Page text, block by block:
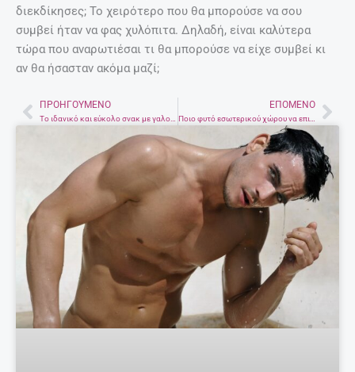
διεκδίκησες; Το χειρότερο που θα μπορούσε να σου
συμβεί ήταν να φας χυλόπιτα. Δηλαδή, είναι καλύτερα
τώρα που αναρωτιέσαι τι θα μπορούσε να είχε συμβεί κι
αν θα ήσασταν ακόμα μαζί;
PrevΠΡΟΗΓΟΎΜΕΝΟ
Το ιδανικό και εύκολο σνακ με γαλοπούλα
ΕΠΌΜΕΝΟ
Ποιο φυτό εσωτερικού χώρου να επιλέξεις ανάλογα με το δωμάτιο;